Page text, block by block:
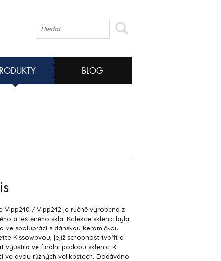
BLOG
Vipp240 / Vipp242 je ručně vyrobena z
a leštěného skla. Kolekce sklenic byla
ve spolupráci s dánskou keramičkou
Kissowovou, jejíž schopnost tvořit a
vyústila ve finální podobu sklenic. K
ve dvou různých velikostech. Dodáváno